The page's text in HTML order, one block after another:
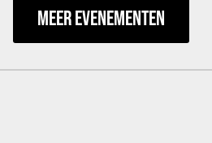
MEER EVENEMENTEN